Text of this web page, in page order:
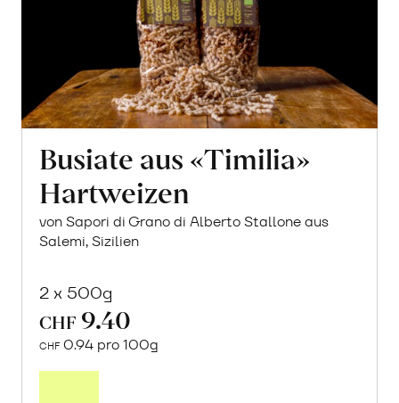
Busiate aus «Timilia»
Hartweizen
von Sapori di Grano di Alberto Stallone aus
Salemi, Sizilien
2 x 500g
CHF 9.40
CHF 0.94 pro 100g